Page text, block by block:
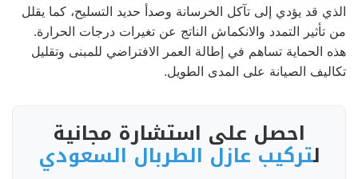
الذي قد يؤدي إلى تآكل الخرسانة وصدأ حديد التسليح، كما يقلل
من تأثير التمدد والانكماش الناتج عن تغيرات درجات الحرارة.
هذه الحماية تساهم في إطالة العمر الافتراضي للمبنى وتقليل
تكاليف الصيانة على المدى الطويل.
احصل على استشارة مجانية
لتركيب عازل الطربال السعودي